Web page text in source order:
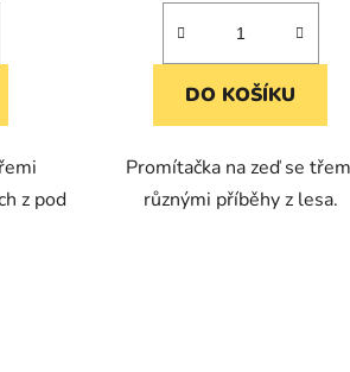
z pod
DO KOŠÍKU
Promítačka na zeď se
různými příběhy z lesa.